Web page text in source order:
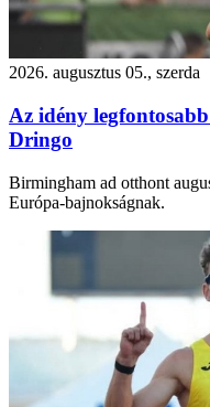
2026. augusztus 05., szerda
Az idény
Dringo
Birmingham ad otthont
Európa-bajnokságnak.